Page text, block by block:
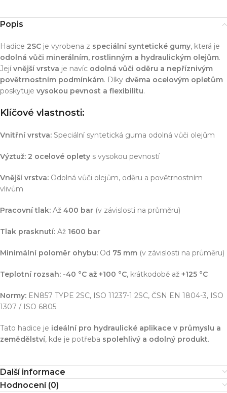
Popis
Hadice 2SC je vyrobena z speciální syntetické gumy, která je
odolná vůči minerálním, rostlinným a hydraulickým olejům.
Jejívnější vrstva je navíc odolná vůči oděru a nepříznivým
povětrnostním podmínkám. Díky dvěma ocelovým opletům
poskytuje vysokou pevnost a flexibilitu.
Klíčové vlastnosti:
Vnitřní vrstva: Speciální syntetická guma odolná vůči olejům
Výztuž: 2 ocelové oplety s vysokou pevností
Vnější vrstva: Odolná vůči olejům, oděru a povětrnostním
vlivům
Pracovní tlak: Až 400 bar (v závislosti na průměru)
Tlak prasknutí: Až 1600 bar
Minimální poloměr ohybu: Od 75 mm (v závislosti na průměru)
Teplotní rozsah: -40 °C až +100 °C, krátkodobě až +125 °C
Normy: EN857 TYPE 2SC, ISO 11237-1 2SC, ČSN EN 1804-3, ISO
1307 / ISO 6805
Tato hadice je ideální pro hydraulické aplikace v průmyslu a
zemědělství, kde je potřeba spolehlivý a odolný produkt.
Další informace
Hodnocení (0)